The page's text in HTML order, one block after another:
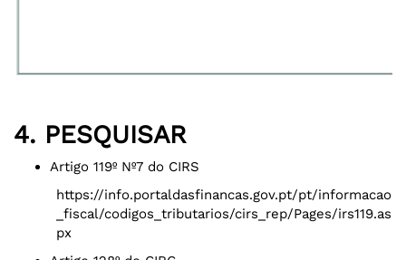
4. PESQUISAR
Artigo 119º Nº7 do CIRS
https://info.portaldasfinancas.gov.pt/pt/informacao
_fiscal/codigos_tributarios/cirs_rep/Pages/irs119.as
px